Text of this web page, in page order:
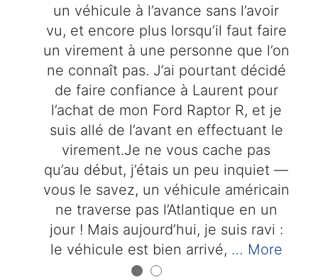
un véhicule à l’avance sans l’avoir
vu, et encore plus lorsqu’il faut faire
un virement à une personne que l’on
ne connaît pas. J’ai pourtant décidé
de faire confiance à Laurent pour
l’achat de mon Ford Raptor R, et je
suis allé de l’avant en effectuant le
virement.Je ne vous cache pas
qu’au début, j’étais un peu inquiet —
vous le savez, un véhicule américain
ne traverse pas l’Atlantique en un
jour ! Mais aujourd’hui, je suis ravi :
le véhicule est bien arrivé, … More
● ●